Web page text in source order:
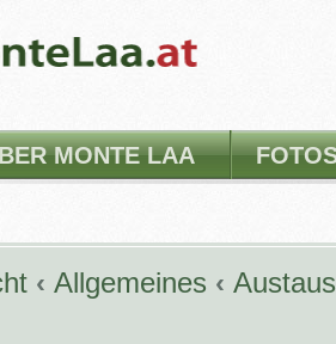
MONTE LAA
‹ Allgemeines ‹